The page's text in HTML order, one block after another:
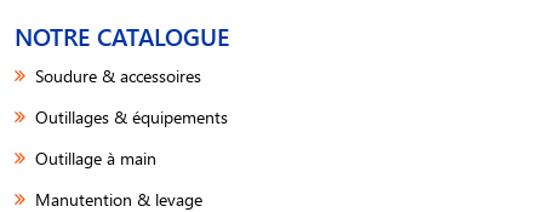
NOTRE CATALOGUE
Soudure & accessoires
Outillages & équipements
Outillage à main
Manutention & levage